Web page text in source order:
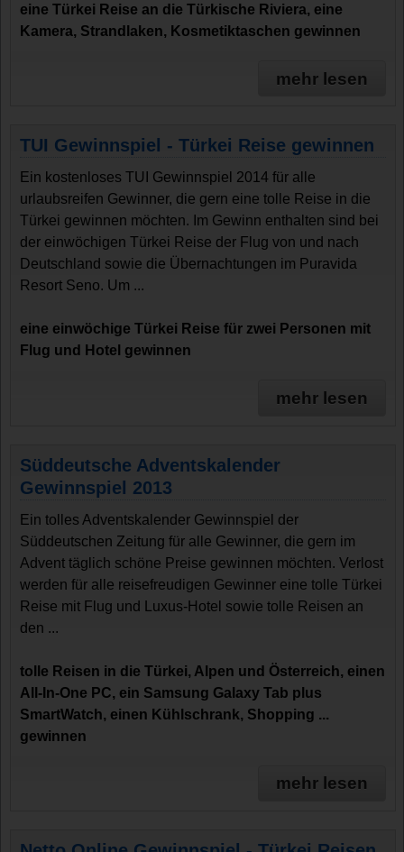
eine Türkei Reise an die Türkische Riviera, eine
Kamera, Strandlaken, Kosmetiktaschen gewinnen
mehr lesen
TUI Gewinnspiel - Türkei Reise gewinnen
Ein kostenloses TUI Gewinnspiel 2014 für alle
urlaubsreifen Gewinner, die gern eine tolle Reise in die
Türkei gewinnen möchten. Im Gewinn enthalten sind bei
der einwöchigen Türkei Reise der Flug von und nach
Deutschland sowie die Übernachtungen im Puravida
Resort Seno. Um ...
eine einwöchige Türkei Reise für zwei Personen mit
Flug und Hotel gewinnen
mehr lesen
Süddeutsche Adventskalender
Gewinnspiel 2013
Ein tolles Adventskalender Gewinnspiel der
Süddeutschen Zeitung für alle Gewinner, die gern im
Advent täglich schöne Preise gewinnen möchten. Verlost
werden für alle reisefreudigen Gewinner eine tolle Türkei
Reise mit Flug und Luxus-Hotel sowie tolle Reisen an
den ...
tolle Reisen in die Türkei, Alpen und Österreich, einen
All-In-One PC, ein Samsung Galaxy Tab plus
SmartWatch, einen Kühlschrank, Shopping ...
gewinnen
mehr lesen